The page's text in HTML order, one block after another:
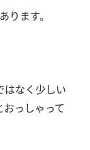
ります。
はなく少しい
っしゃって